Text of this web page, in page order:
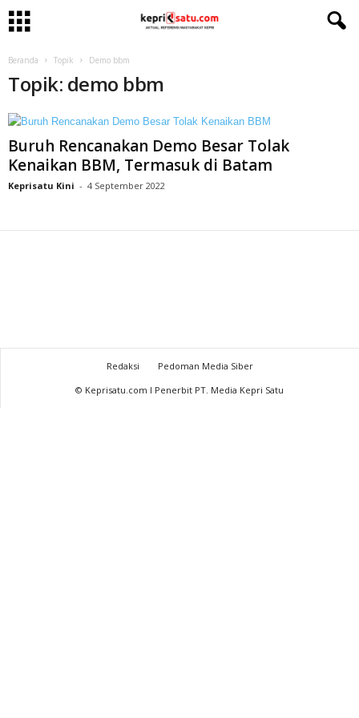
Beranda Topik Demo bbm
Topik: demo bbm
Buruh Rencanakan Demo Besar Tolak
Kenaikan BBM, Termasuk di Batam
Keprisatu Kini - 4 September 2022
Redaksi
Pedoman Media Siber
© Keprisatu.com I Penerbit PT. Media Kepri Satu